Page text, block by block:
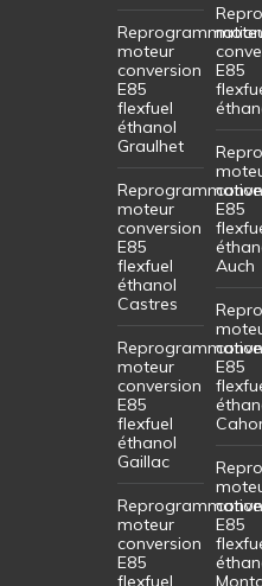
Reprogrammation
moteur
conversion
E85
flexfuel
éthanol
Graulhet
Reprogrammation
moteur
conversion
E85
flexfuel
éthanol
Castres
Reprogrammation
moteur
conversion
E85
flexfuel
éthanol
Gaillac
Reprogrammation
moteur
conversion
E85
flexfuel
E85
E85
Auch
E85
E85